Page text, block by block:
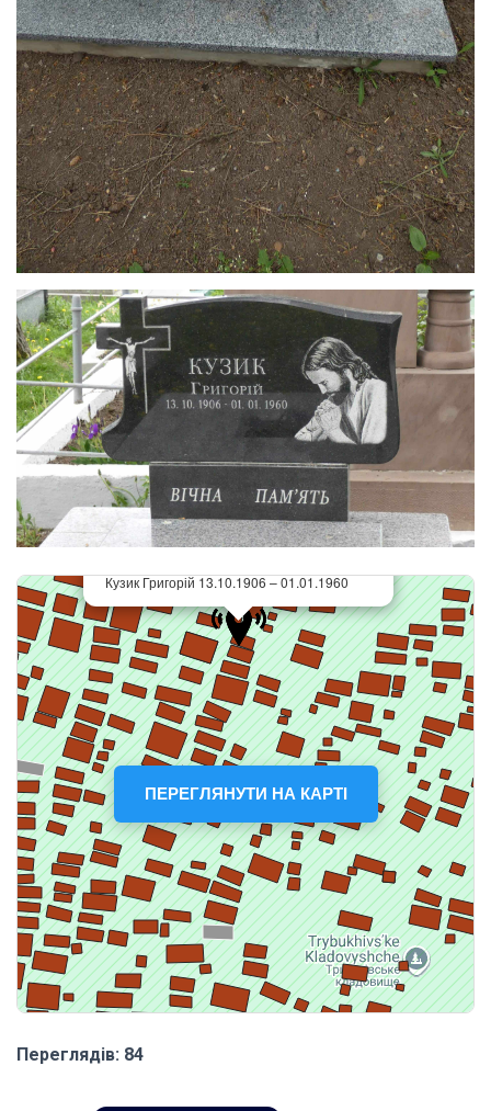
ПЕРЕГЛЯНУТИ НА КАРТІ
Переглядів: 84